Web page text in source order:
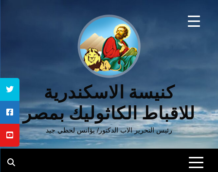
كنيسة الاسكندرية
للاقباط الكاثوليك بمصر
رئيس التحرير الاب الدكتور/ يؤانس لحظي جيد